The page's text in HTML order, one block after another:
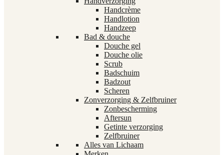
Handcrème
Handlotion
Handzeep
Bad & douche
Douche gel
Douche olie
Scrub
Badschuim
Badzout
Scheren
Zonverzorging & Zelfbruiner
Zonbescherming
Aftersun
Getinte verzorging
Zelfbruiner
Alles van Lichaam